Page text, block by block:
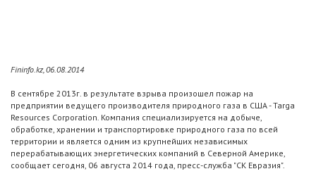
Fininfo.kz, 06.08.2014
В сентябре 2013г. в результате взрыва произошел пожар на
предприятии ведущего производителя природного газа в США - Targa
Resources Corporation. Компания специализируется на добыче,
обработке, хранении и транспортировке природного газа по всей
территории и является одним из крупнейших независимых
перерабатывающих энергетических компаний в Северной Америке,
сообщает сегодня, 06 августа 2014 года, пресс-служба "СК Евразия".